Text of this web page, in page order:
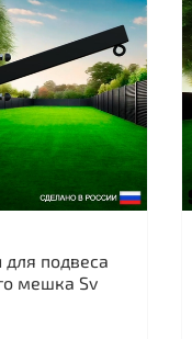
подвеса
мешка Sv